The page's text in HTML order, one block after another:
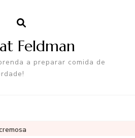
Feldman
a preparar comida de